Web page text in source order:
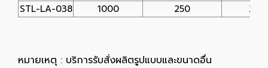
STL-LA-038
1000 250 25
หมายเหตุ : บริการรับสั่งผลิตรูปแบบและขนาดอื่น